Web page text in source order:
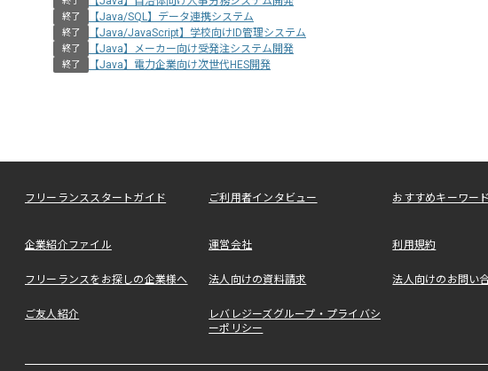
終了 【Java/SQL】データ連携システム
終了 【Java/JavaScript】学校向けID管理システム
終了 【Java】メーカー向け受発注システム開発
終了 【Java】電力企業向け次世代HES開発
フリーランススタートガイド ご利用者インタビュー おすすめキーワード
企業紹介ファイル 運営会社 利用規約
フリーランスをお探しの企業様へ 法人向けの資料請求 法人向けのお問い
ご友人紹介
レバレジーズグループ・プライバシ
ーポリシー